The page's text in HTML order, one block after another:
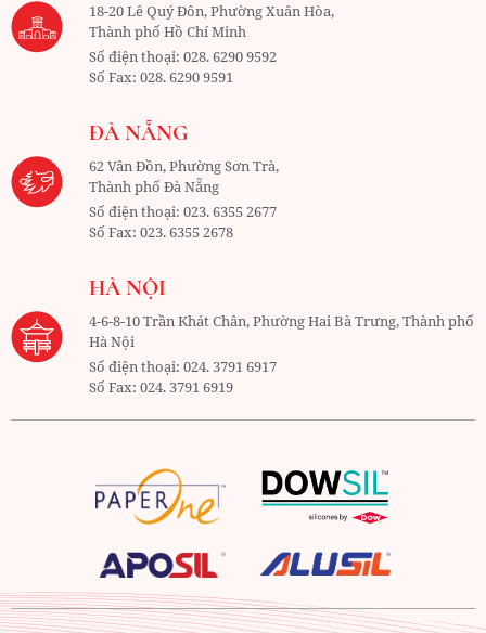
18-20 Lê Quý Đôn, Phường Xuân Hòa,
Thành phố Hồ Chí Minh
Số điện thoại:028. 6290 9592
Số Fax:028. 6290 9591
ĐÀ NẴNG
62 Vân Đồn, Phường Sơn Trà,
Thành phố Đà Nẵng
Số điện thoại:023. 6355 2677
Số Fax:023. 6355 2678
HÀ NỘI
4-6-8-10 Trần Khát Chân, Phường Hai Bà Trưng, Thành phố
Hà Nội
Số điện thoại:024. 3791 6917
Số Fax:024. 3791 6919